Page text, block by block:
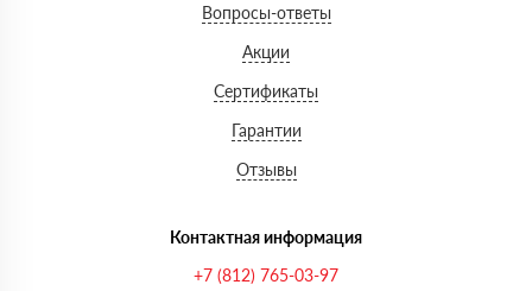
Вопросы-ответы
Акции
Сертификаты
Гарантии
Отзывы
Контактная информация
+7 (812) 765-03-97